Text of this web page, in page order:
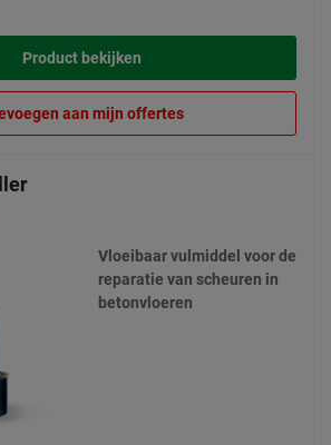
Product bekijken
aan mijn offertes
Vloeibaar vulmiddel voor de
reparatie van scheuren in
betonvloeren